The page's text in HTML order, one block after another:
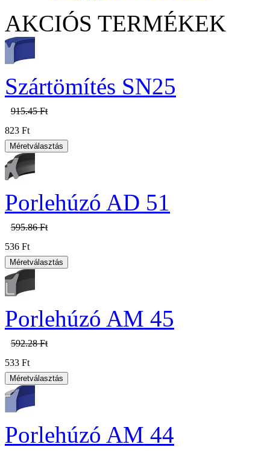
AKCIÓS TERMÉKEK
Szártömítés SN25
915.45 Ft
823 Ft
Porlehúzó AD 51
595.86 Ft
536 Ft
Porlehúzó AM 45
592.28 Ft
533 Ft
Porlehúzó AM 44